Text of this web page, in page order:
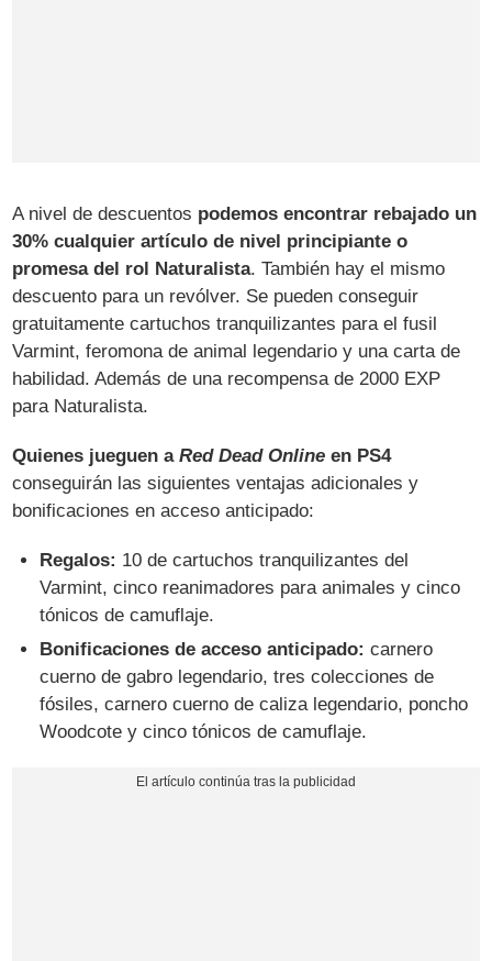
A nivel de descuentos podemos encontrar rebajado un
30% cualquier artículo de nivel principiante o
promesa del rol Naturalista. También hay el mismo
descuento para un revólver. Se pueden conseguir
gratuitamente cartuchos tranquilizantes para el fusil
Varmint, feromona de animal legendario y una carta de
habilidad. Además de una recompensa de 2000 EXP
para Naturalista.
Quienes jueguen aRed Dead Online en PS4
conseguirán las siguientes ventajas adicionales y
bonificaciones en acceso anticipado:
Regalos: 10 de cartuchos tranquilizantes del
Varmint, cinco reanimadores para animales y cinco
tónicos de camuflaje.
Bonificaciones de acceso anticipado: carnero
cuerno de gabro legendario, tres colecciones de
fósiles, carnero cuerno de caliza legendario, poncho
Woodcote y cinco tónicos de camuflaje.